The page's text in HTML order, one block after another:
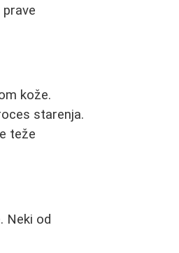
kože.
starenja.
teže
Neki od